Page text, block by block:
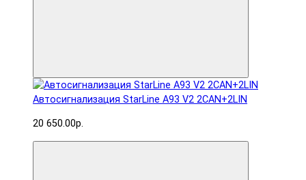
Автосигнализация StarLine A93 V2 2CAN+2LIN
20 650.00р.